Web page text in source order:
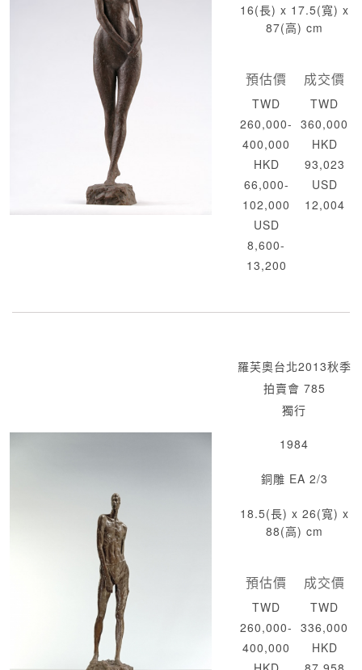
16(長) x 17.5(寬) x
87(高) cm
預估價
TWD
260,000-
400,000
HKD
66,000-
102,000
USD
8,600-
13,200
成交價
TWD
360,000
HKD
93,023
USD
12,004
羅芙奧台北2013秋季
拍賣會 785
獨行
1984
銅雕 EA 2/3
18.5(長) x 26(寬) x
88(高) cm
預估價
TWD
260,000-
400,000
成交價
TWD
336,000
HKD